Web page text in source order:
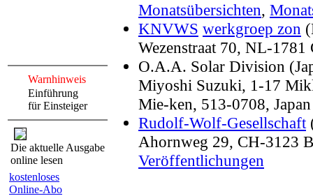
Warnhinweis
Einführung
für Einsteiger
Die aktuelle Ausgabe
online lesen
kostenloses
Online-Abo
Monatsübersichten,
KNVWS werkgroep zon
Wezenstraat 70, NL-
O.A.A. Solar Division
Miyoshi Suzuki, 1-17
Mie-ken, 513-0708, Japan
Rudolf-Wolf-Gesellschaft
Ahornweg 29, CH-3123
Veröffentlichungen